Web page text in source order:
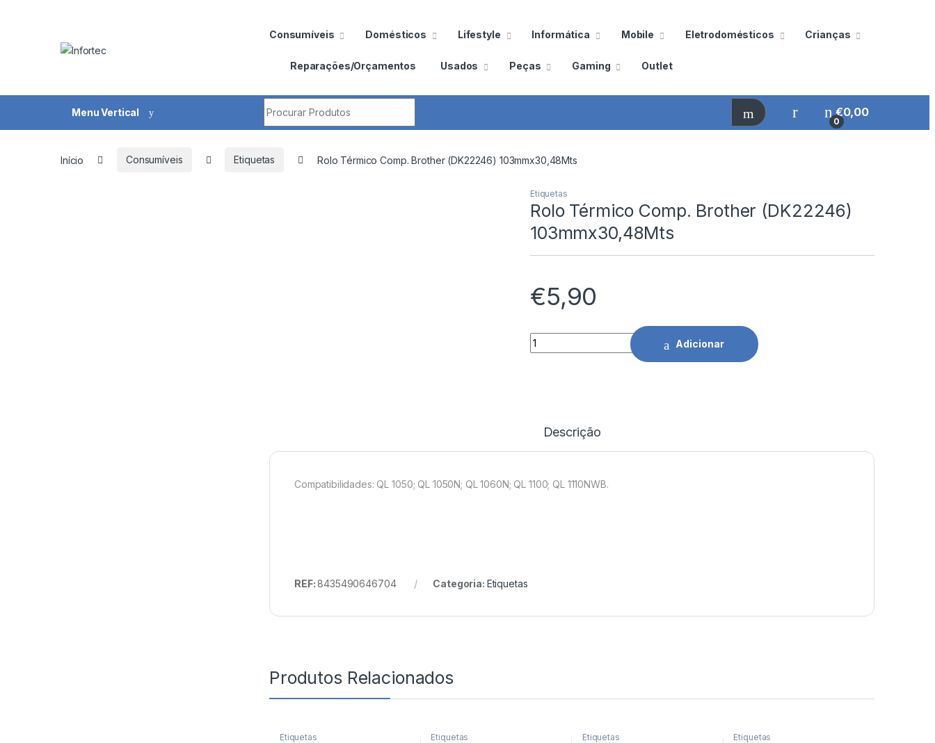
Consumíveis Domésticos Lifestyle Informática Mobile Eletrodomésticos Crianças
Reparações/Orçamentos Usados Peças Gaming Outlet
Menu Vertical
0
€0,00
Início Consumíveis Etiquetas Rolo Térmico Comp. Brother (DK22246) 103mmx30,48Mts
Etiquetas
Rolo Térmico Comp. Brother (DK22246)
103mmx30,48Mts
€5,90
Rolo Térmico Comp. Brother (DK22246) 103mmx30,48Mts quantidade
Adicionar
Descrição
Compatibilidades: QL 1050; QL 1050N; QL 1060N; QL 1100; QL 1110NWB.
REF:8435490646704 Categoria: Etiquetas
Produtos Relacionados
Etiquetas Etiquetas Etiquetas Etiquetas